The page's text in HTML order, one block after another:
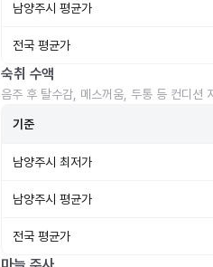
남양주시 평균가
전국 평균가
숙취 수액
음주 후 탈수감, 메스꺼움, 두통 등 컨디션
기준
남양주시 최저가
남양주시 평균가
전국 평균가